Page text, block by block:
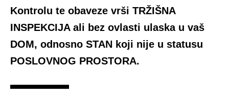
Kontrolu te obaveze vrši TRŽIŠNA
INSPEKCIJA ali bez ovlasti ulaska u vaš
DOM, odnosno STAN koji nije u statusu
POSLOVNOG PROSTORA.